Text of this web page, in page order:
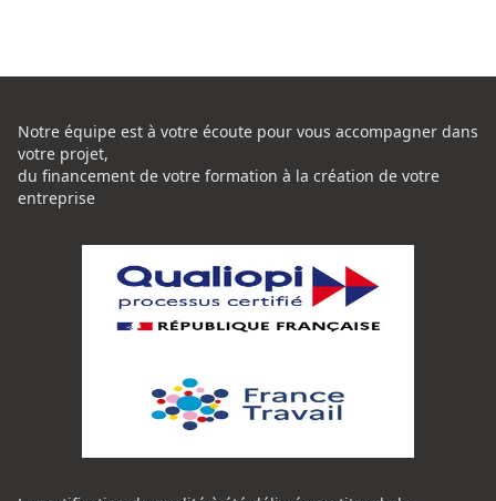
Notre équipe est à votre écoute pour vous accompagner dans
votre projet,
du financement de votre formation à la création de votre
entreprise